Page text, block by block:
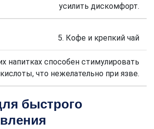
усилить дискомфорт.
5. Кофе и крепкий чай
напитках способен стимулировать
что нежелательно при язве.
быстрого